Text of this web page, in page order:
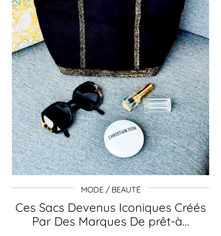
MODE / BEAUTÉ
Ces Sacs Devenus Iconiques Créés
Par Des Marques De prêt-à…